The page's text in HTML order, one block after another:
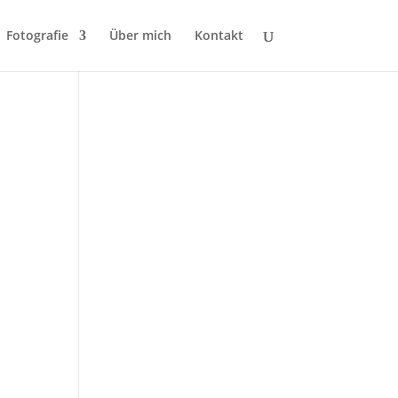
Fotografie Über mich Kontakt